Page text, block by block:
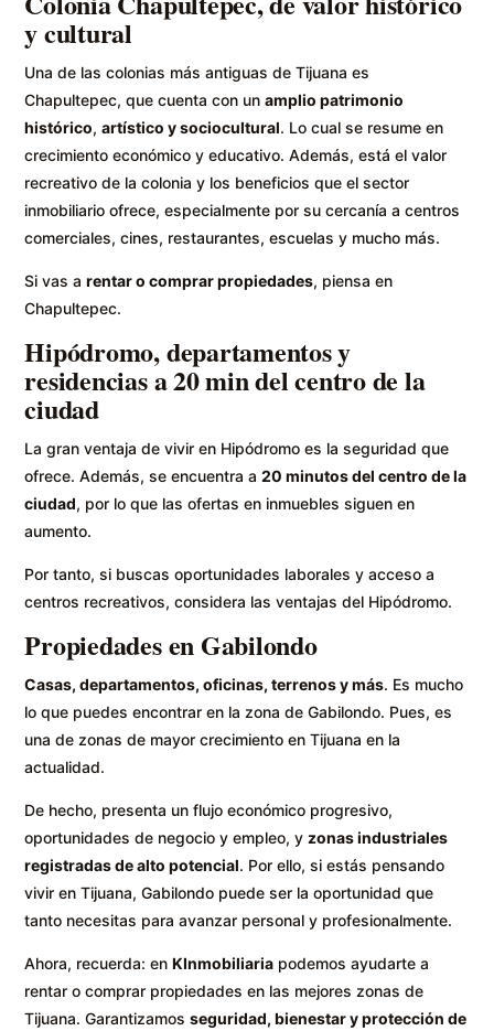
y cultural
Una de las colonias más antiguas de Tijuana es
Chapultepec, que cuenta con unamplio patrimonio
histórico,artístico y sociocultural. Lo cual se resume en
crecimiento económico y educativo. Además, está el valor
recreativo de la colonia y los beneficios que el sector
inmobiliario ofrece, especialmente por su cercanía a centros
comerciales, cines, restaurantes, escuelas y mucho más.
Si vas arentar o comprar propiedades, piensa en
Chapultepec.
Hipódromo, departamentos y
residencias a 20 min del centro de la
ciudad
La gran ventaja de vivir en Hipódromo es la seguridad que
ofrece. Además, se encuentra a20 minutos del centro de la
ciudad, por lo que las ofertas en inmuebles siguen en
aumento.
Por tanto, si buscas oportunidades laborales y acceso a
centros recreativos, considera las ventajas del Hipódromo.
Propiedades en Gabilondo
Casas, departamentos, oficinas, terrenos y más. Es mucho
lo que puedes encontrar en la zona de Gabilondo. Pues, es
una de zonas de mayor crecimiento en Tijuana en la
actualidad.
De hecho, presenta un flujo económico progresivo,
oportunidades de negocio y empleo, y zonas industriales
registradas de alto potencial. Por ello, si estás pensando
vivir en Tijuana, Gabilondo puede ser la oportunidad que
tanto necesitas para avanzar personal y profesionalmente.
Ahora, recuerda: enKInmobiliaria podemos ayudarte a
rentar o comprar propiedades en las mejores zonas de
Tijuana. Garantizamosseguridad, bienestar y protección de